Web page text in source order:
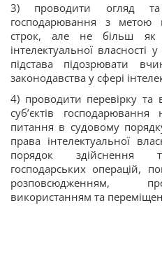
3) проводити огляд та
господарювання з метою
строк, але не більш як
інтелектуальної власності
підстава підозрювати
законодавства у сфері
4) проводити перевірку та
суб’єктів
питання в судовому
права інтелектуальної
порядок здійснення
господарських операцій,
розповсюдженням,
використанням та